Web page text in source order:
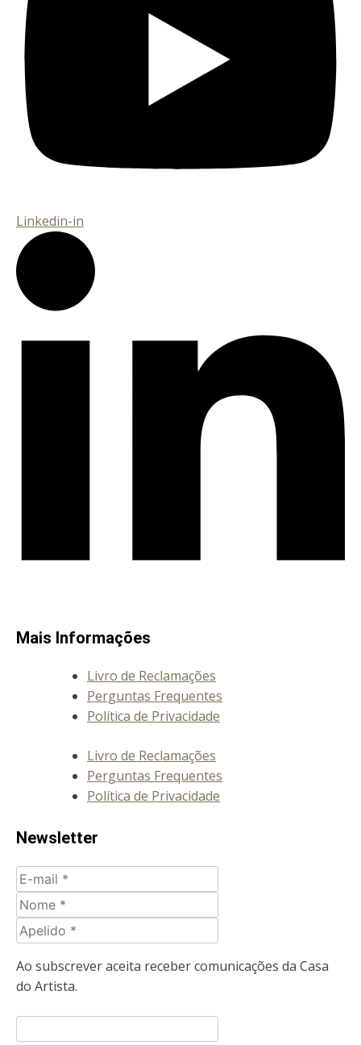
Linkedin-in
Mais Informações
Livro de Reclamações
Perguntas Frequentes
Política de Privacidade
Livro de Reclamações
Perguntas Frequentes
Política de Privacidade
Newsletter
E-
mail
Nome
Apelido
Ao subscrever aceita receber comunicações da Casa
do Artista.